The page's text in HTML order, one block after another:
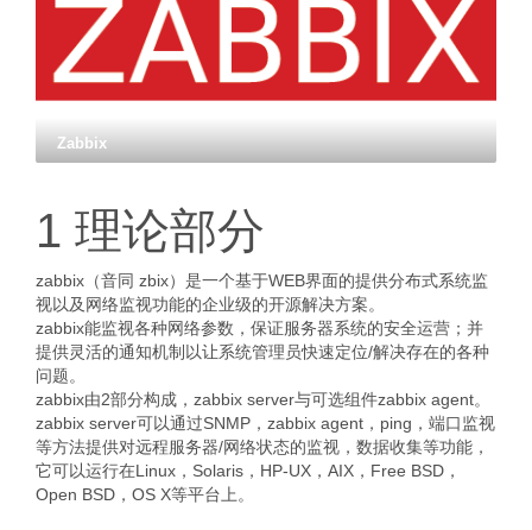
Zabbix
1 理论部分
zabbix（音同 zbix）是一个基于WEB界面的提供分布式系统监
视以及网络监视功能的企业级的开源解决方案。
zabbix能监视各种网络参数，保证服务器系统的安全运营；并
提供灵活的通知机制以让系统管理员快速定位/解决存在的各种
问题。
zabbix由2部分构成，zabbix server与可选组件zabbix agent。
zabbix server可以通过SNMP，zabbix agent，ping，端口监视
等方法提供对远程服务器/网络状态的监视，数据收集等功能，
它可以运行在Linux，Solaris，HP-UX，AIX，Free BSD，
Open BSD，OS X等平台上。